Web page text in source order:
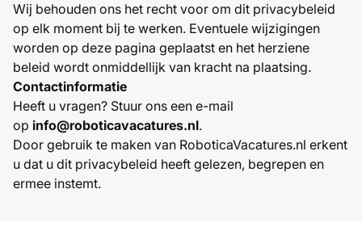
Wij behouden ons het recht voor om dit privacybeleid
op elk moment bij te werken. Eventuele wijzigingen
worden op deze pagina geplaatst en het herziene
beleid wordt onmiddellijk van kracht na plaatsing.
Contactinformatie
Heeft u vragen? Stuur ons een e-mail
op info@roboticavacatures.nl.
Door gebruik te maken van RoboticaVacatures.nl erkent
u dat u dit privacybeleid heeft gelezen, begrepen en
ermee instemt.